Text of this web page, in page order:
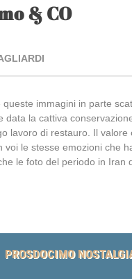
& CO
immagini in parte
data la cattiva
lavoro di restauro. Il
voi le stesse emozioni che
le foto del periodo in Iran
PROSDOCIMO